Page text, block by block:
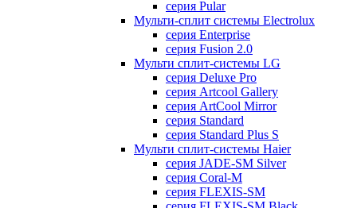
серия Pular
Мульти-сплит системы Electrolux
серия Enterprise
серия Fusion 2.0
Мульти сплит-системы LG
серия Deluxe Pro
серия Artcool Gallery
серия ArtCool Mirror
серия Standard
серия Standard Plus S
Мульти сплит-системы Haier
серия JADE-SM Silver
серия Coral-M
серия FLEXIS-SM